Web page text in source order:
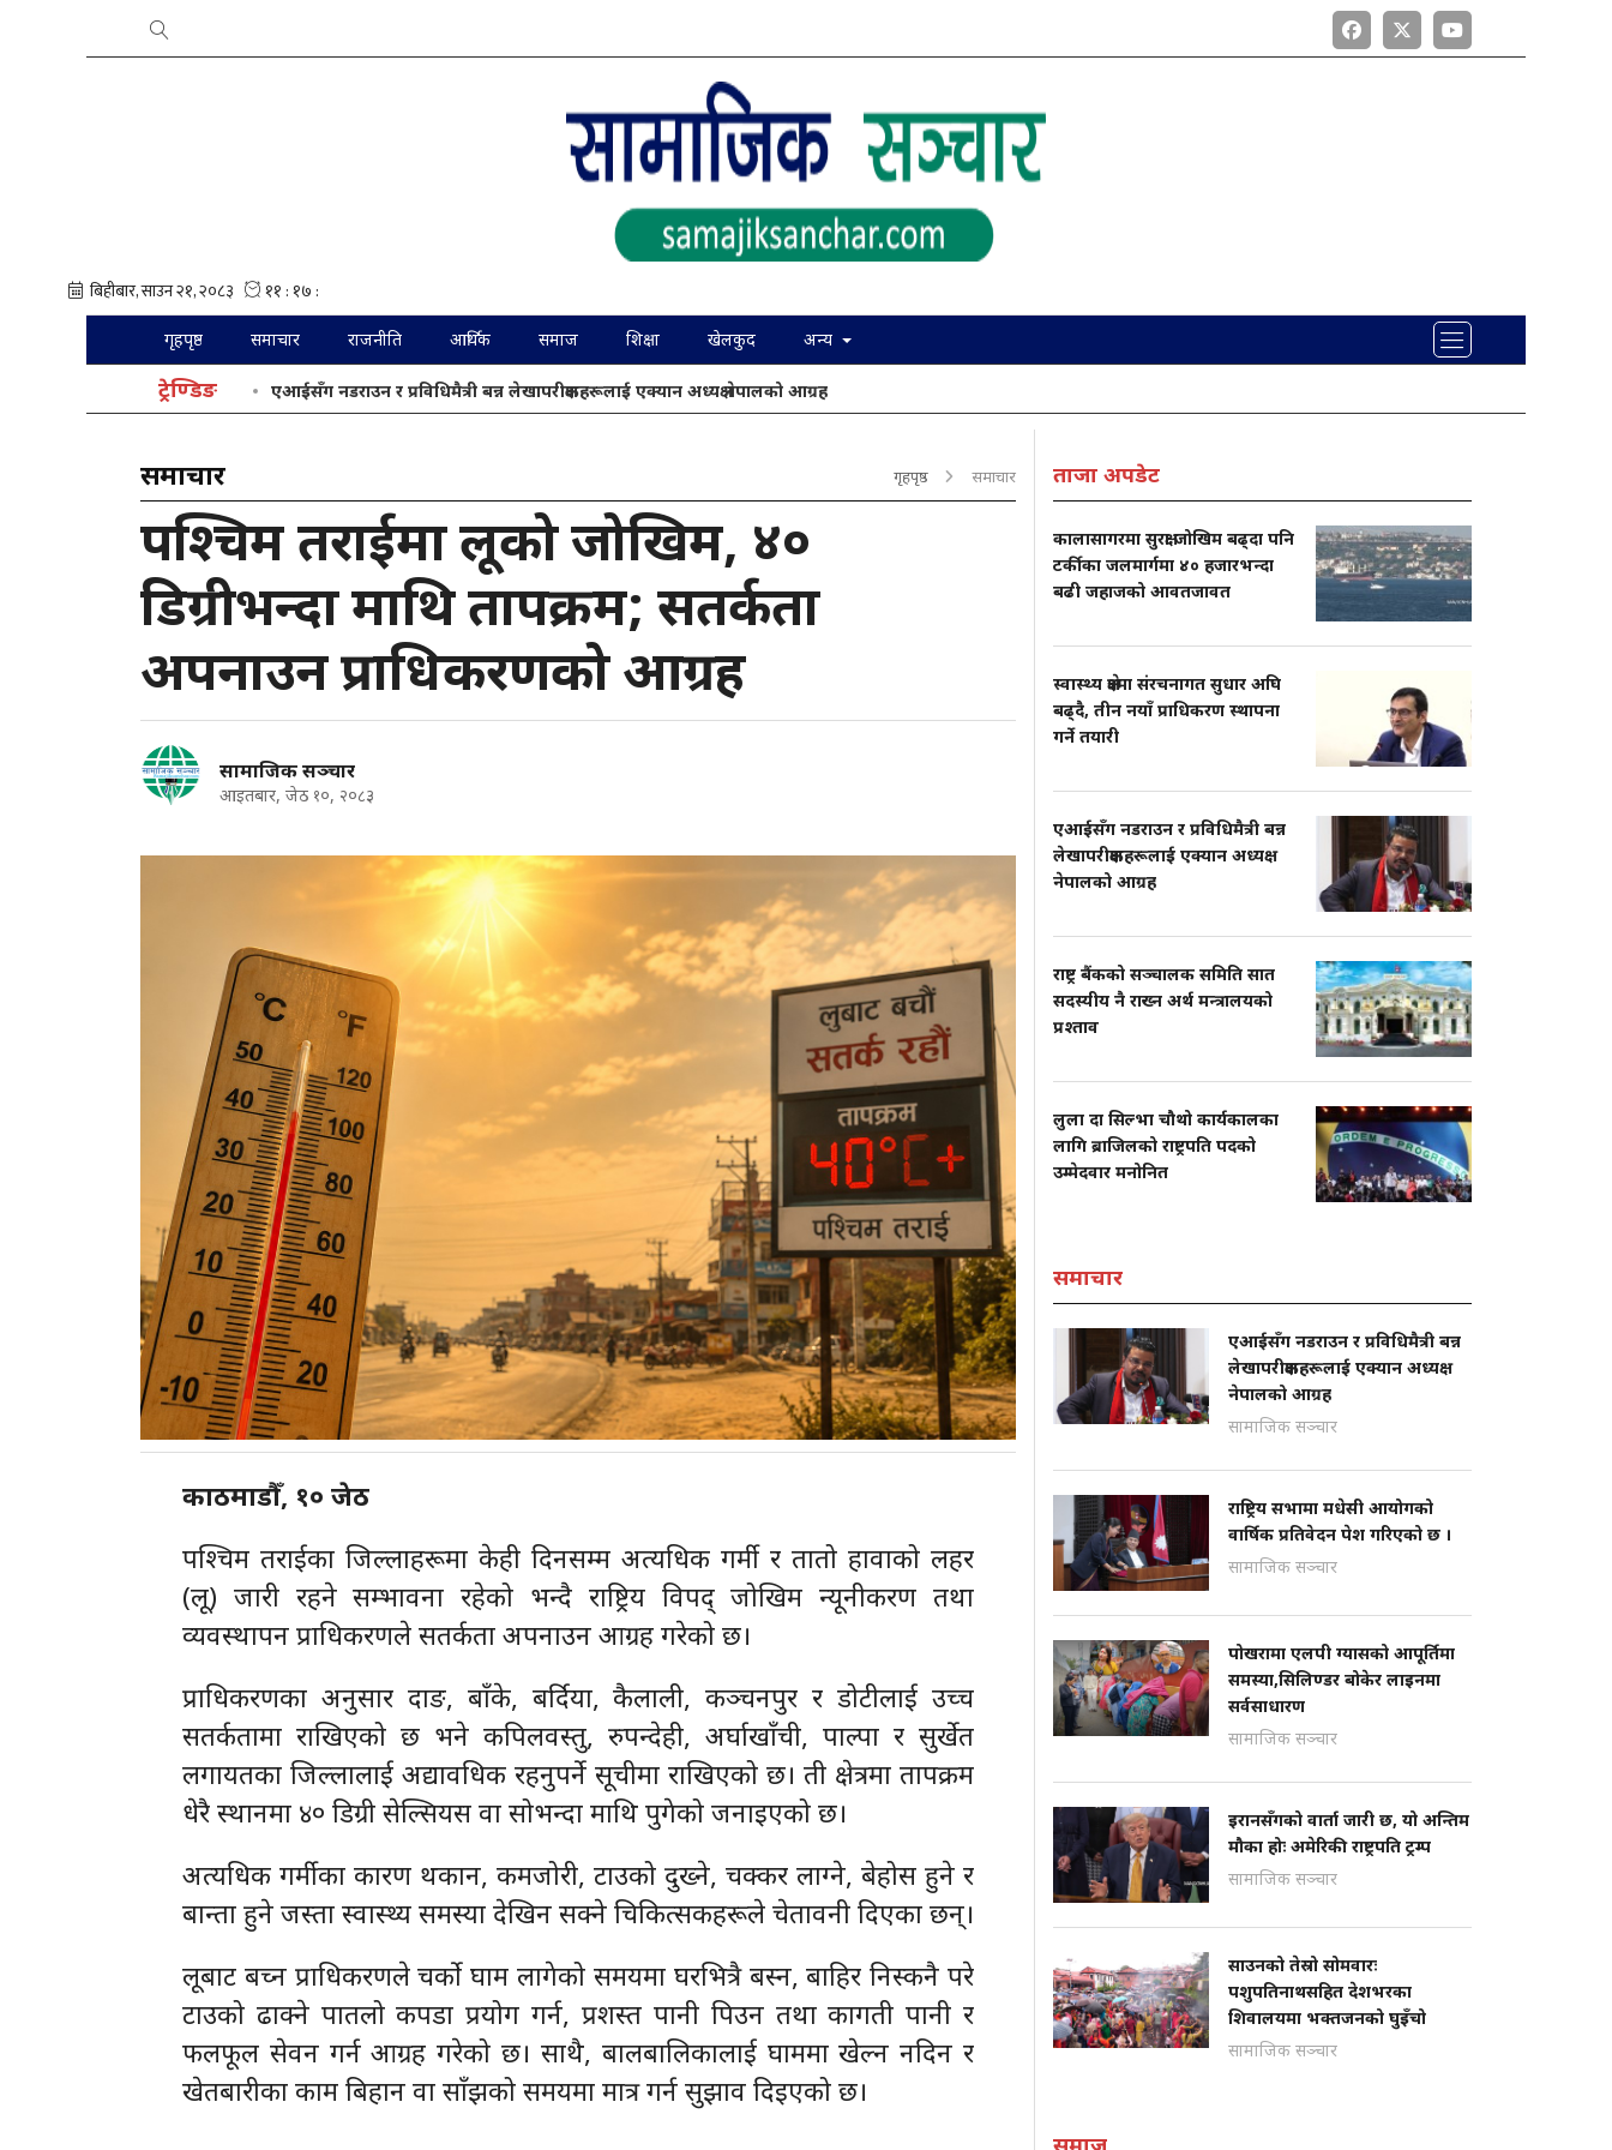
गृहपृष्ठ समाचार राजनीति आर्थिक समाज शिक्षा खेलकुद अन्य
ट्रेण्डिङ एआईसँग नडराउन र प्रविधिमैत्री बन्न लेखापरीक्षकहरूलाई एक्यान अध्यक्ष नेपालको आग्रह
समाचार गृहपृष्ठ समाचार
पश्चिम तराईमा लूको जोखिम, ४०
डिग्रीभन्दा माथि तापक्रम; सतर्कता
अपनाउन प्राधिकरणको आग्रह
सामाजिक सञ्चार
आइतबार, जेठ १०, २०८३
काठमाडौँ, १० जेठ
पश्चिम तराईका जिल्लाहरूमा केही दिनसम्म अत्यधिक गर्मी र तातो हावाको लहर
(लू) जारी रहने सम्भावना रहेको भन्दै राष्ट्रिय विपद् जोखिम न्यूनीकरण तथा
व्यवस्थापन प्राधिकरणले सतर्कता अपनाउन आग्रह गरेको छ।
प्राधिकरणका अनुसार दाङ, बाँके, बर्दिया, कैलाली, कञ्चनपुर र डोटीलाई उच्च
सतर्कतामा राखिएको छ भने कपिलवस्तु, रुपन्देही, अर्घाखाँची, पाल्पा र सुर्खेत
लगायतका जिल्लालाई अद्यावधिक रहनुपर्ने सूचीमा राखिएको छ। ती क्षेत्रमा तापक्रम
धेरै स्थानमा ४० डिग्री सेल्सियस वा सोभन्दा माथि पुगेको जनाइएको छ।
अत्यधिक गर्मीका कारण थकान, कमजोरी, टाउको दुख्ने, चक्कर लाग्ने, बेहोस हुने र
बान्ता हुने जस्ता स्वास्थ्य समस्या देखिन सक्ने चिकित्सकहरूले चेतावनी दिएका छन्।
लूबाट बच्न प्राधिकरणले चर्को घाम लागेको समयमा घरभित्रै बस्न, बाहिर निस्कनै परे
टाउको ढाक्ने पातलो कपडा प्रयोग गर्न, प्रशस्त पानी पिउन तथा कागती पानी र
फलफूल सेवन गर्न आग्रह गरेको छ। साथै, बालबालिकालाई घाममा खेल्न नदिन र
खेतबारीका काम बिहान वा साँझको समयमा मात्र गर्न सुझाव दिइएको छ।
ताजा अपडेट
कालासागरमा सुरक्षा जोखिम बढ्दा पनि
टर्कीका जलमार्गमा ४० हजारभन्दा
बढी जहाजको आवतजावत
स्वास्थ्य क्षेत्रमा संरचनागत सुधार अघि
बढ्दै, तीन नयाँ प्राधिकरण स्थापना
गर्ने तयारी
एआईसँग नडराउन र प्रविधिमैत्री बन्न
लेखापरीक्षकहरूलाई एक्यान अध्यक्ष
नेपालको आग्रह
राष्ट्र बैंकको सञ्चालक समिति सात
सदस्यीय नै राख्न अर्थ मन्त्रालयको
प्रश्ताव
लुला दा सिल्भा चौथो कार्यकालका
लागि ब्राजिलको राष्ट्रपति पदको
उम्मेदवार मनोनित
समाचार
एआईसँग नडराउन र प्रविधिमैत्री बन्न
लेखापरीक्षकहरूलाई एक्यान अध्यक्ष
नेपालको आग्रह
सामाजिक सञ्चार
राष्ट्रिय सभामा मधेसी आयोगको
वार्षिक प्रतिवेदन पेश गरिएको छ ।
सामाजिक सञ्चार
पोखरामा एलपी ग्यासको आपूर्तिमा
समस्या,सिलिण्डर बोकेर लाइनमा
सर्वसाधारण
सामाजिक सञ्चार
इरानसँगको वार्ता जारी छ, यो अन्तिम
मौका होः अमेरिकी राष्ट्रपति ट्रम्प
सामाजिक सञ्चार
साउनको तेस्रो सोमवारः
पशुपतिनाथसहित देशभरका
शिवालयमा भक्तजनको घुइँचो
सामाजिक सञ्चार
समाज